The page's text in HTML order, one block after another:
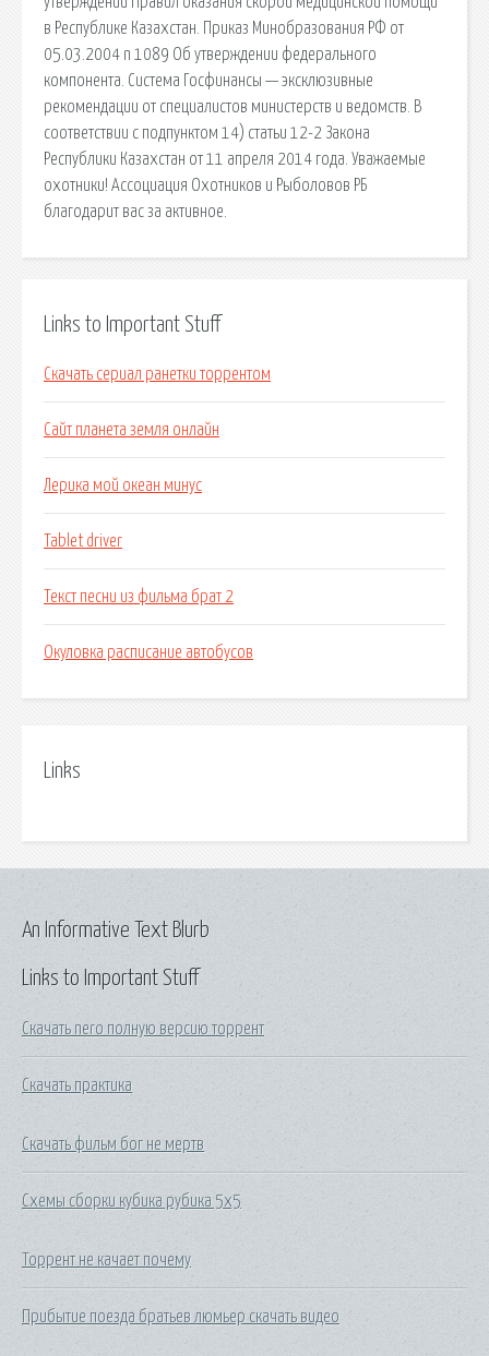
в Республике Казахстан. Приказ Минобразования РФ от
05.03.2004 n 1089 Об утверждении федерального
компонента. Система Госфинансы — эксклюзивные
рекомендации от специалистов министерств и ведомств. В
соответствии с подпунктом 14) статьи 12-2 Закона
Республики Казахстан от 11 апреля 2014 года. Уважаемые
охотники! Ассоциация Охотников и Рыболовов РБ
благодарит вас за активное.
Links to Important Stuff
Скачать сериал ранетки торрентом
Сайт планета земля онлайн
Лерика мой океан минус
Tablet driver
Текст песни из фильма брат 2
Окуловка расписание автобусов
Links
Links to Important Stuff
Скачать nero полную версию торрент
Скачать практика
Скачать фильм бог не мертв
Схемы сборки кубика рубика 5х5
Торрент не качает почему
Прибытие поезда братьев люмьер скачать видео
An Informative Text Blurb